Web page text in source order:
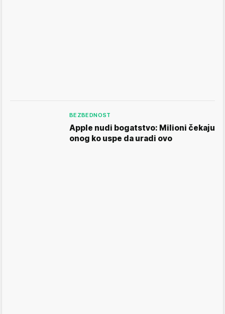
BEZBEDNOST
Apple nudi bogatstvo: Milioni čekaju
onog ko uspe da uradi ovo